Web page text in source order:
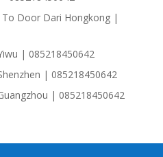
Door Dari Hongkong |
| 085218450642
| 085218450642
| 085218450642